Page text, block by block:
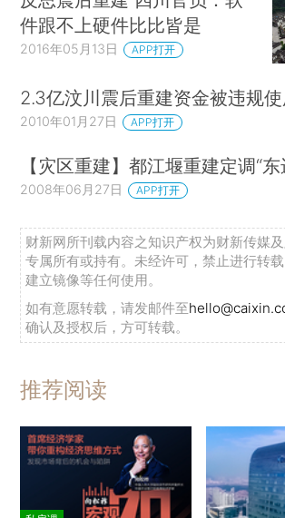
件跟不上硬件比比皆是
2016年05月13日 APP打开
2.3亿汶川震后重建资金被违规使
2010年01月27日 APP打开
【灾区重建】都江堰重建定调“
2008年06月27日 APP打开
财新网所刊载内容之知识产权为财新传媒
专属所有或持有。未经许可，禁止进行转
建立镜像等任何使用。
如有意愿转载，请发邮件至
确认及授权后，方可转载。
推荐阅读